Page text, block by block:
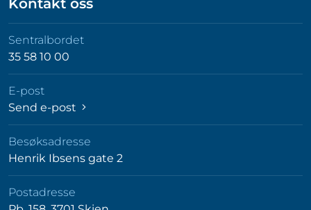
Kontakt oss
Sentralbordet
35 58 10 00
E-post
Send e-post
Besøksadresse
Henrik Ibsens gate 2
Postadresse